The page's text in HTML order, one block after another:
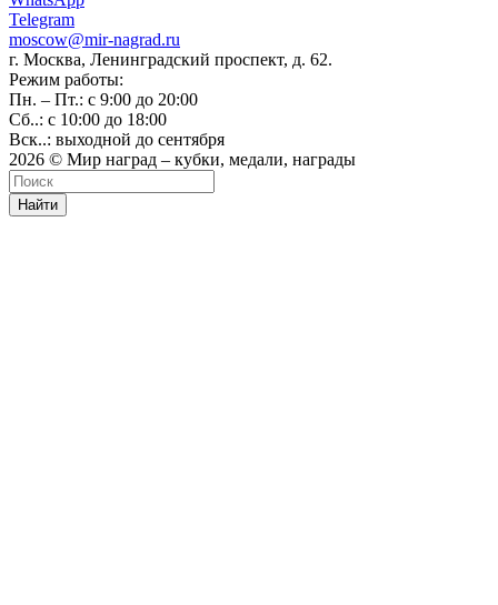
Telegram
moscow@mir-nagrad.ru
г. Москва, Ленинградский проспект, д. 62.
Режим работы:
Пн. – Пт.: с 9:00 до 20:00
Сб..: с 10:00 до 18:00
Вск..: выходной до сентября
2026 © Мир наград – кубки, медали, награды
Найти